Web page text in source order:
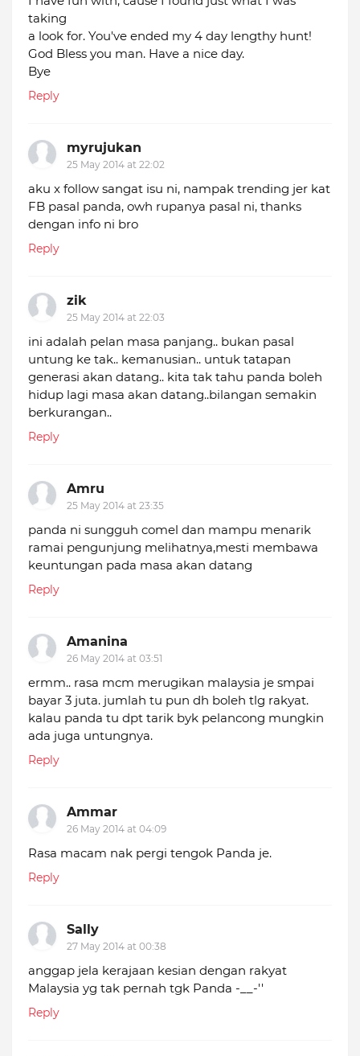
taking
a look for. You've ended my 4 day lengthy hunt!
God Bless you man. Have a nice day.
Bye
Reply
myrujukan
25 May 2014 at 22:02
aku x follow sangat isu ni, nampak trending jer kat
FB pasal panda, owh rupanya pasal ni, thanks
dengan info ni bro
Reply
zik
25 May 2014 at 22:03
ini adalah pelan masa panjang.. bukan pasal
untung ke tak.. kemanusian.. untuk tatapan
generasi akan datang.. kita tak tahu panda boleh
hidup lagi masa akan datang..bilangan semakin
berkurangan..
Reply
Amru
25 May 2014 at 23:35
panda ni sungguh comel dan mampu menarik
ramai pengunjung melihatnya,mesti membawa
keuntungan pada masa akan datang
Reply
Amanina
26 May 2014 at 03:51
ermm.. rasa mcm merugikan malaysia je smpai
bayar 3 juta. jumlah tu pun dh boleh tlg rakyat.
kalau panda tu dpt tarik byk pelancong mungkin
ada juga untungnya.
Reply
Ammar
26 May 2014 at 04:09
Rasa macam nak pergi tengok Panda je.
Reply
Sally
27 May 2014 at 00:38
anggap jela kerajaan kesian dengan rakyat
Malaysia yg tak pernah tgk Panda -__-''
Reply